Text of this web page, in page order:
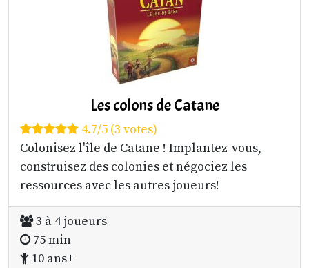
Les colons de Catane
4.7/5 (3 votes)
Colonisez l'île de Catane ! Implantez-vous,
construisez des colonies et négociez les
ressources avec les autres joueurs!
3 à 4 joueurs
75 min
10 ans+